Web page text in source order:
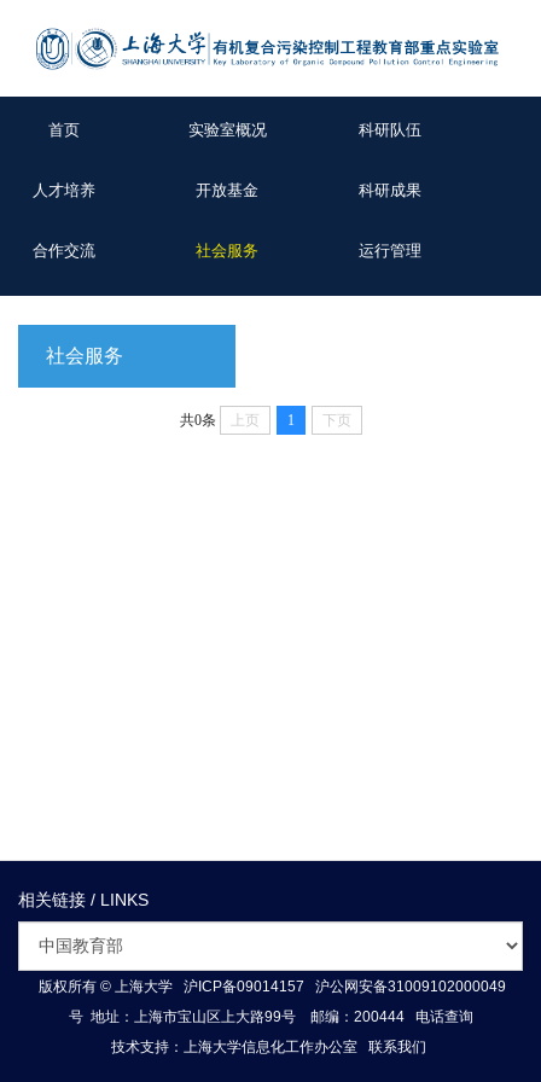
首页 实验室概况 科研队伍
人才培养 开放基金 科研成果
合作交流 社会服务 运行管理
社会服务
共0条 上页 1 下页
相关链接 / LINKS
版权所有 © 上海大学 沪ICP备09014157
沪公网安备31009102000049
号地址：上海市宝山区上大路99号 邮编：200444 电话查询
技术支持： 上海大学信息化工作办公室 联系我们